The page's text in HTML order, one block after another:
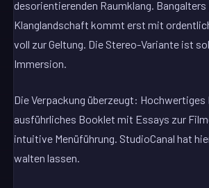
desorientierenden Raumklang.
Klanglandschaft kommt erst mit
voll zur Geltung. Die Stereo-Variante ist
Immersion.
Die Verpackung überzeugt: Hochwertiges
ausführliches Booklet mit Essays zur
intuitive Menüführung. StudioCanal hat
walten lassen.